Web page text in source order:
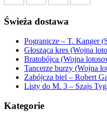
Świeża dostawa
Pogranicze – T. Kanger
Głosząca kres (Wojna
Bratobójca (Wojna
Tancerze burzy (Wojna
Zabójcza biel – Robert
Listy do M. 3 – Szajs
Kategorie